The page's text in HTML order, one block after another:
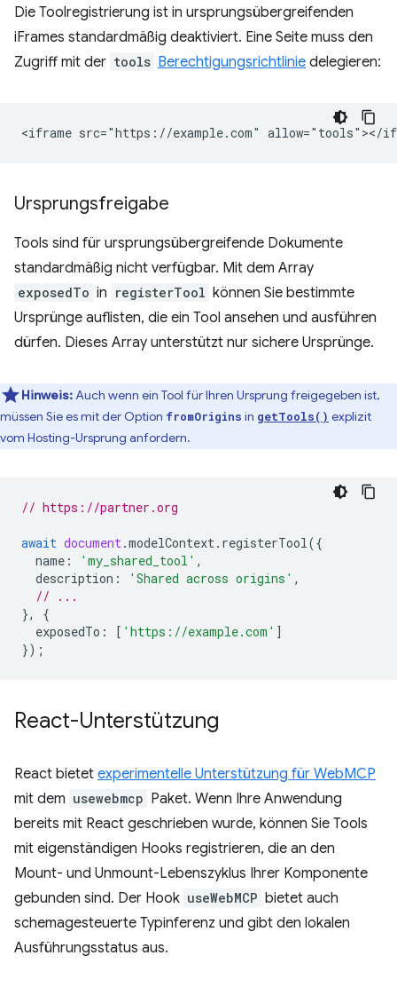
Die Toolregistrierung ist in ursprungsübergreifenden
iFrames standardmäßig deaktiviert. Eine Seite muss den
Zugriff mit der tools Berechtigungsrichtlinie delegieren:
Ursprungsfreigabe
Tools sind für ursprungsübergreifende Dokumente
standardmäßig nicht verfügbar. Mit dem Array
exposedTo in registerTool können Sie bestimmte
Ursprünge auflisten, die ein Tool ansehen und ausführen
dürfen. Dieses Array unterstützt nur sichere Ursprünge.
Hinweis:Auch wenn ein Tool für Ihren Ursprung freigegeben ist,
müssen Sie es mit der Option fromOrigins in getTools() explizit
vom Hosting-Ursprung anfordern.
// https://partner.org
await document.modelContext. registerTool({
name : 'my_shared_tool' ,
description : 'Shared across origins' ,
// ...
},
{
exposedTo : [ 'https://example.com' ]
});
React-Unterstützung
React bietet experimentelle Unterstützung für WebMCP
mit dem usewebmcp Paket. Wenn Ihre Anwendung
bereits mit React geschrieben wurde, können Sie Tools
mit eigenständigen Hooks registrieren, die an den
Mount- und Unmount-Lebenszyklus Ihrer Komponente
gebunden sind. Der Hook useWebMCP bietet auch
schemagesteuerte Typinferenz und gibt den lokalen
Ausführungsstatus aus.